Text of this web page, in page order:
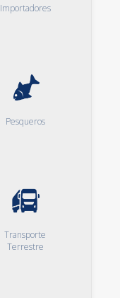
Importadores
Pesqueros
Transporte
Terrestre